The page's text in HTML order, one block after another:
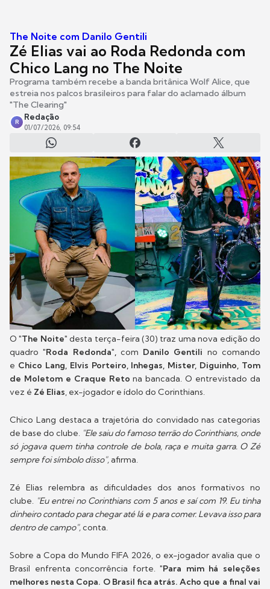
The Noite com Danilo Gentili
Zé Elias vai ao Roda Redonda com
Chico Lang no The Noite
Programa também recebe a banda britânica Wolf Alice, que
estreia nos palcos brasileiros para falar do aclamado álbum
"The Clearing"
R
Redação
01/07/2026, 09:54
O"The Noite" desta terça-feira (30) traz uma nova edição do
quadro"Roda Redonda", com Danilo Gentili no comando
e Chico Lang, Elvis Porteiro, Inhegas, Mister, Diguinho, Tom
de Moletom e Craque Reto na bancada. O entrevistado da
vez é Zé Elias, ex-jogador e ídolo do Corinthians.
Chico Lang destaca a trajetória do convidado nas categorias
de base do clube. "Ele saiu do famoso terrão do Corinthians, onde
só jogava quem tinha controle de bola, raça e muita garra. O Zé
sempre foi símbolo disso",afirma.
Zé Elias relembra as dificuldades dos anos formativos no
clube. "Eu entrei no Corinthians com 5 anos e saí com 19. Eu tinha
dinheiro contado para chegar até lá e para comer. Levava isso para
dentro de campo",conta.
Sobre a Copa do Mundo FIFA 2026, o ex-jogador avalia que o
Brasil enfrenta concorrência forte."Para mim há seleções
melhores nesta Copa. O Brasil fica atrás. Acho que a final vai